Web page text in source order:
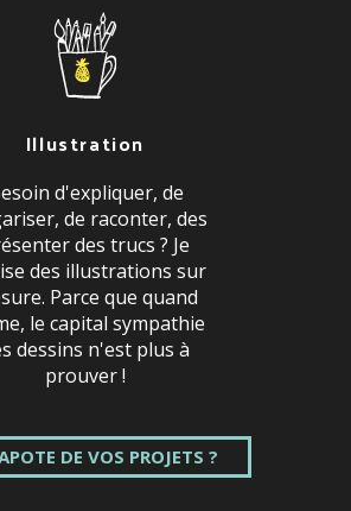
Illustration
d'expliquer, de
de raconter, des
des trucs ? Je
des illustrations sur
Parce que quand
le capital sympathie
dessins n'est plus à
prouver !
DE VOS PROJETS ?